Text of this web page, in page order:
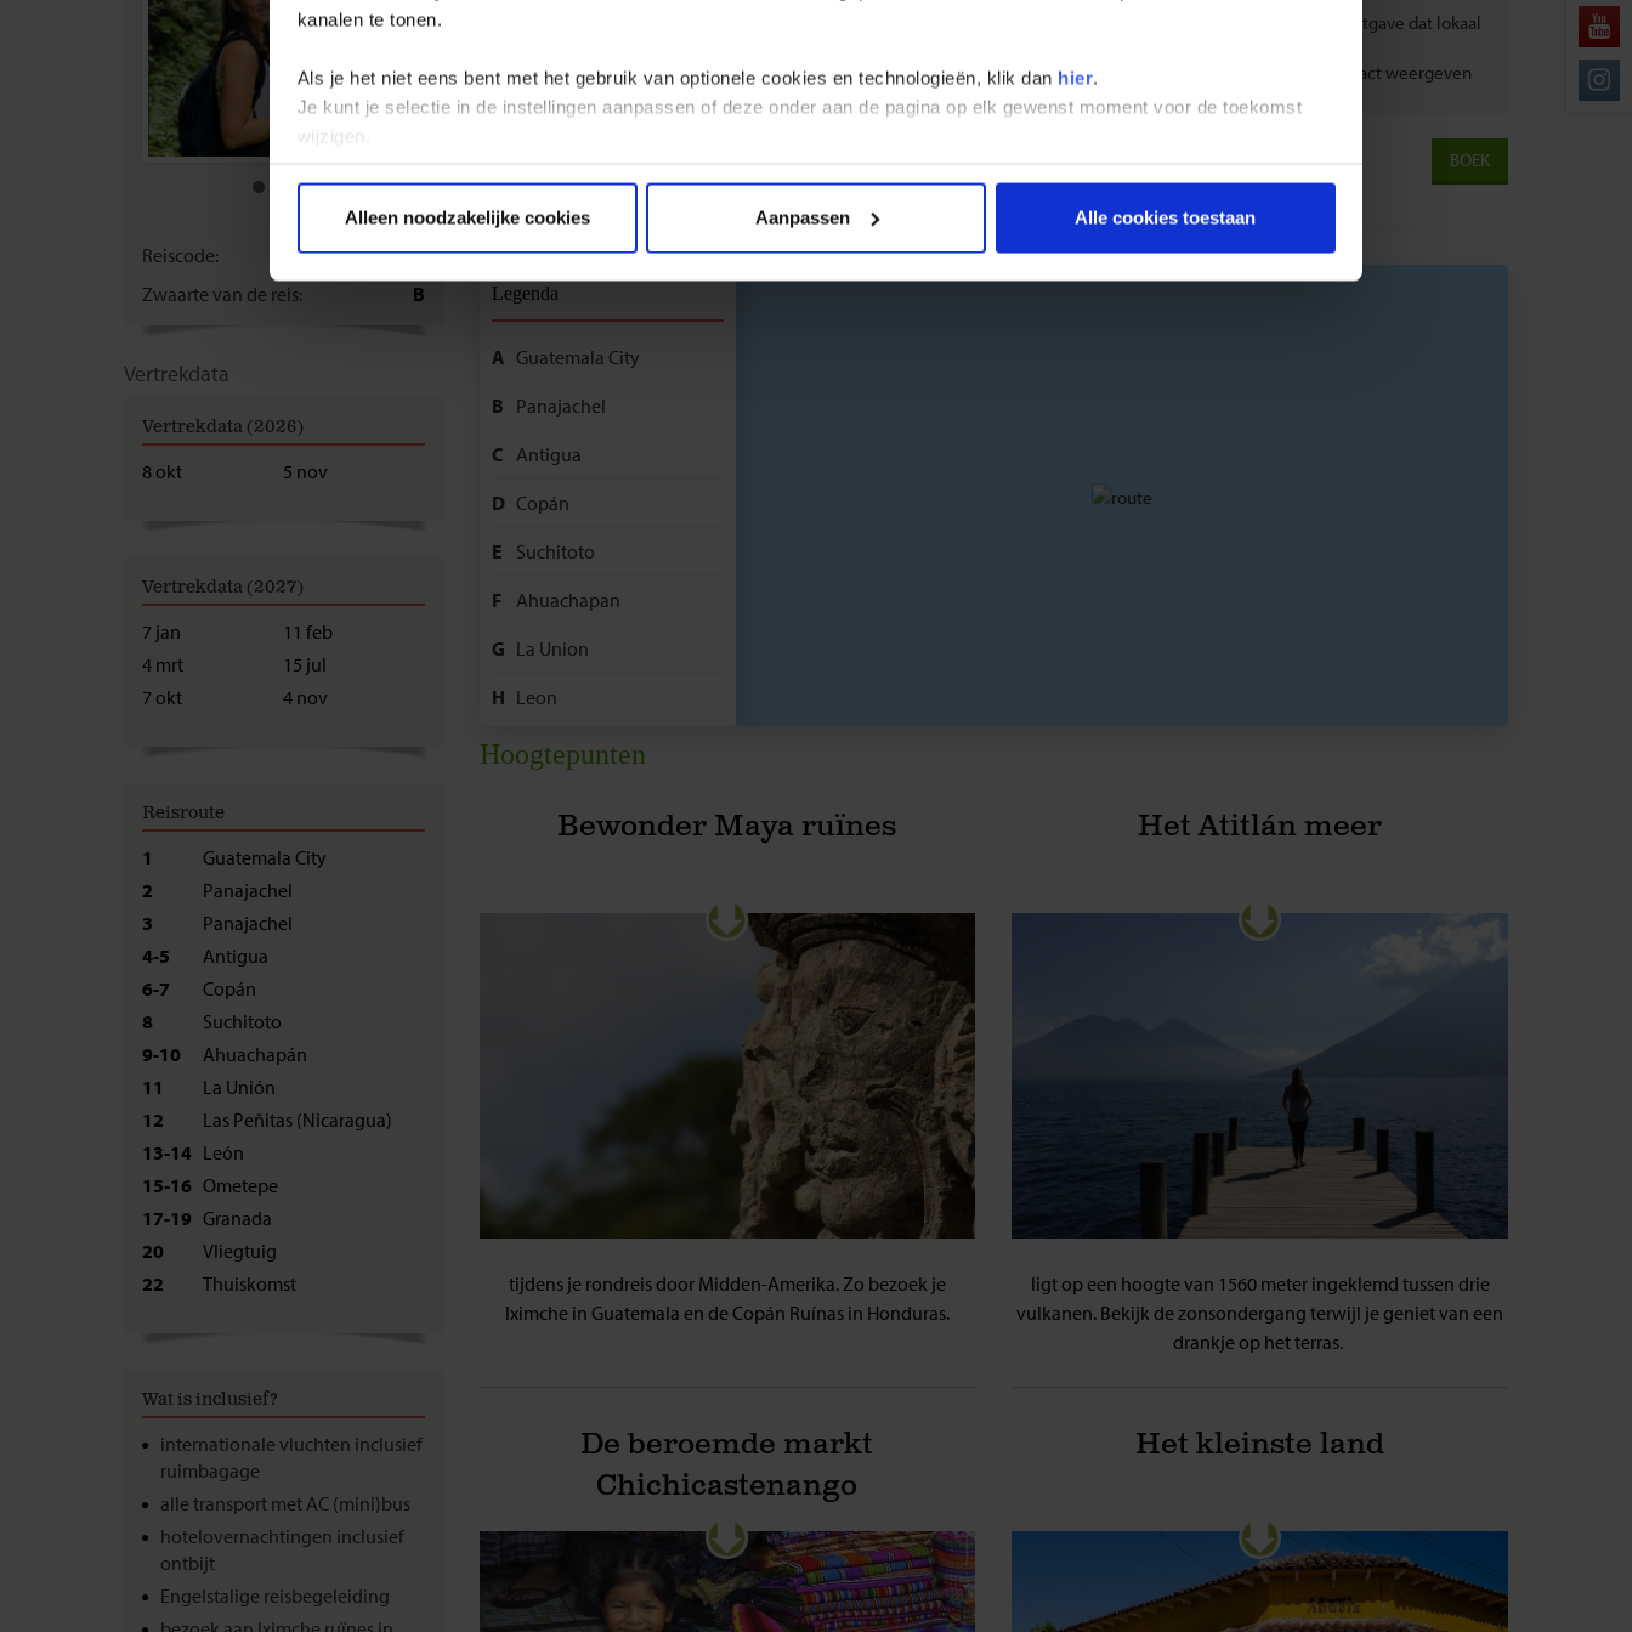
kanalen te tonen.
Als je het niet eens bent met het gebruik van optionele cookies en technologieën, klik dan hier.
Je kunt je selectie in de instellingen aanpassen of deze onder aan de pagina op elk gewenst moment voor de toekomst
wijzigen.
Alleen noodzakelijke cookies
Aanpassen Alle cookies toestaan
Reiscode:
SLA
Zwaarte van de reis:
B
Vertrekdata
Vertrekdata (2026)
8 okt 5 nov
Vertrekdata (2027)
7 jan
11 feb
4 mrt
15 jul
7 okt
4 nov
Reisroute
1
Guatemala City
2
Panajachel
3
Panajachel
4-5
Antigua
6-7
Copán
8
Suchitoto
9-10
Ahuachapán
11
La Unión
12
Las Peñitas (Nicaragua)
13-14 León
15-16 Ometepe
17-19 Granada
20
Vliegtuig
22
Thuiskomst
Wat is inclusief?
internationale vluchten inclusief
ruimbagage
alle transport met AC (mini)bus
hotelovernachtingen inclusief
ontbijt
Engelstalige reisbegeleiding
Deel van de reizigers uitgave dat lokaal
Vragen die sociale impact weergeven
BOEK
Bekijk de route
Legenda
A Guatemala City
B Panajachel
C Antigua
D Copán
E
Suchitoto
F
Ahuachapan
G La Union
H Leon
I
Isla de Ometepe
Hoogtepunten
Bewonder Maya ruïnes
tijdens je rondreis door Midden-Amerika. Zo bezoek je
Iximche in Guatemala en de Copán Ruínas in Honduras.
Het Atitlán meer
ligt op een hoogte van 1560 meter ingeklemd tussen drie
vulkanen. Bekijk de zonsondergang terwijl je geniet van een
drankje op het terras.
De beroemde markt
Chichicastenango
Het kleinste land